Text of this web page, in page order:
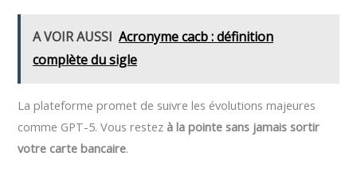
A VOIR AUSSI Acronyme cacb : définition
complète du sigle
La plateforme promet de suivre les évolutions majeures
comme GPT-5. Vous restez à la pointe sans jamais sortir
votre carte bancaire.